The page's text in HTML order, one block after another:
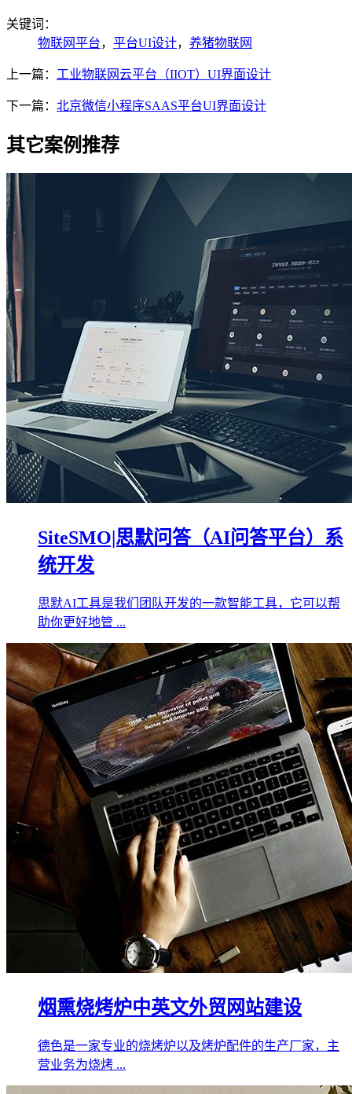
关键词：
物联网平台， 平台UI设计， 养猪物联网
上一篇： 工业物联网云平台（IIOT）UI界面设计
下一篇： 北京微信小程序SAAS平台UI界面设计
其它案例推荐
SiteSMO|思默问答（AI问答平台）系
统开发
思默AI工具是我们团队开发的一款智能工具，它可以帮
助你更好地管 ...
烟熏烧烤炉中英文外贸网站建设
德色是一家专业的烧烤炉以及烤炉配件的生产厂家，主
营业务为烧烤 ...